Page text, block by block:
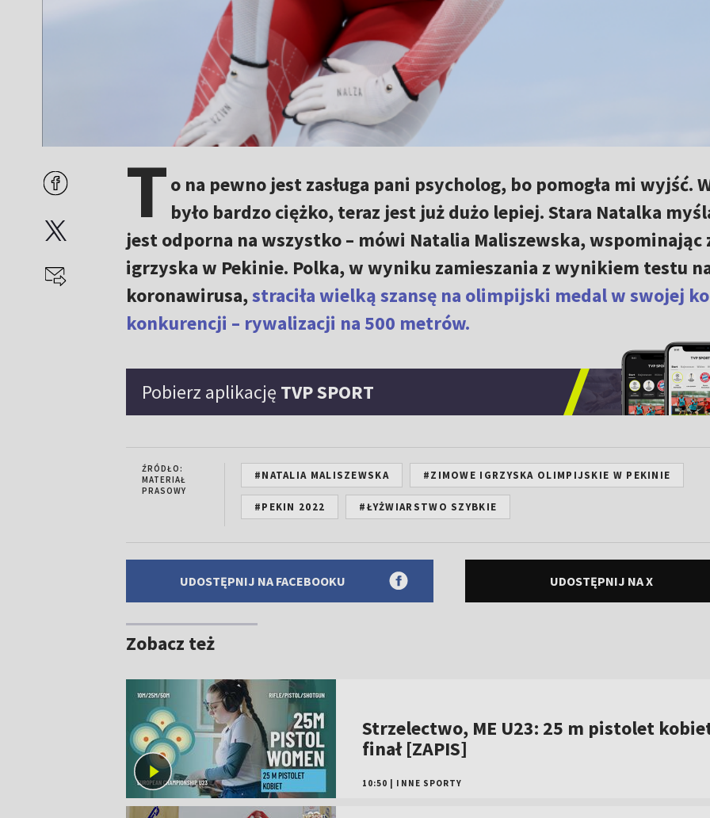
To na pewno jest zasługa pani psycholog, bo pomogła mi wyjść.
było bardzo ciężko, teraz jest już dużo lepiej. Stara Natalka
jest odporna na wszystko – mówi Natalia Maliszewska, wspominając
igrzyska w Pekinie. Polka, w wyniku zamieszania z wynikiem testu
koronawirusa,straciła wielką szansę na olimpijski medal w swojej
konkurencji – rywalizacji na 500 metrów.
Pobierz aplikację TVP SPORT
ŹRÓDŁO:
MATERIAŁ
PRASOWY
#NATALIA MALISZEWSKA #ZIMOWE IGRZYSKA OLIMPIJSKIE W PEKINIE
#PEKIN 2022 #ŁYŻWIARSTWO SZYBKIE
UDOSTĘPNIJ NA FACEBOOKU UDOSTĘPNIJ NA X
Zobacz też
Strzelectwo, ME U23: 25 m pistolet
finał [ZAPIS]
10:50 INNE SPORTY